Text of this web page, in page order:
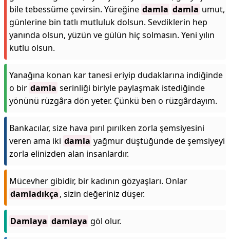
bile tebessüme çevirsin. Yüreğine damla damla umut,
günlerine bin tatlı mutluluk dolsun. Sevdiklerin hep
yanında olsun, yüzün ve gülün hiç solmasın. Yeni yılın
kutlu olsun.
Yanağına konan kar tanesi eriyip dudaklarına indiğinde
o bir damla serinliği biriyle paylaşmak istediğinde
yönünü rüzgâra dön yeter. Çünkü ben o rüzgârdayım.
Bankacılar, size hava pırıl pırılken zorla şemsiyesini
veren ama iki damla yağmur düştüğünde de şemsiyeyi
zorla elinizden alan insanlardır.
Mücevher gibidir, bir kadının gözyaşları. Onlar
damladıkça, sizin değeriniz düşer.
Damlaya damlaya göl olur.